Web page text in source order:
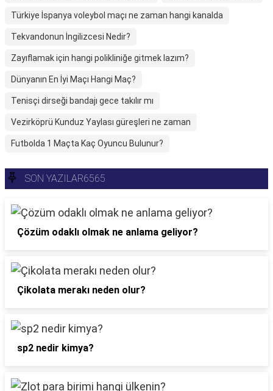
Türkiye İspanya voleybol maçı ne zaman hangi kanalda
Tekvandonun İngilizcesi Nedir?
Zayıflamak için hangi polikliniğe gitmek lazım?
Dünyanın En İyi Maçı Hangi Maç?
Tenisçi dirseği bandajı gece takılır mı
Vezirköprü Kunduz Yaylası güreşleri ne zaman
Futbolda 1 Maçta Kaç Oyuncu Bulunur?
SON YAZILAR6565
Çözüm odaklı olmak ne anlama geliyor?
Çikolata merakı neden olur?
sp2 nedir kimya?